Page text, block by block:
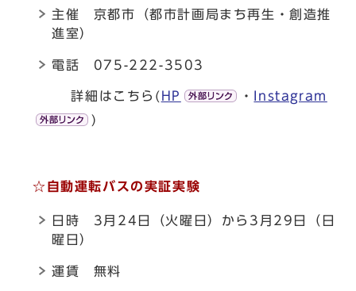
主催 京都市（都市計画局まち再生・創造推
進室）
電話 075-222-3503
詳細はこちら( HP ・
Instagram
)
☆自動運転バスの実証実験
日時 3月24日（火曜日）から3月29日（日
曜日）
運賃 無料